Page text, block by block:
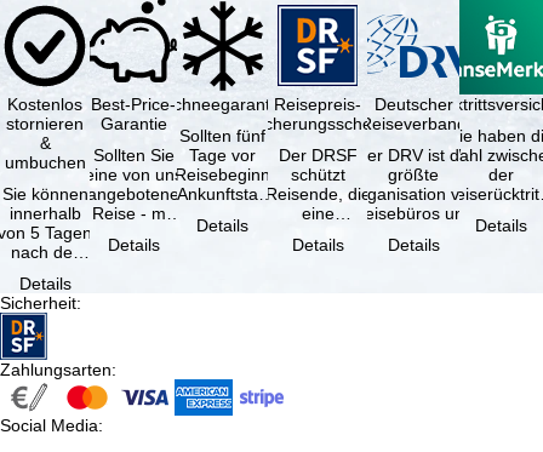
Kostenlos
stornieren
&
umbuchen
Sie können
innerhalb
5 Tagen
nach der
kostenfrei
…
Details
Best-Price-
Garantie
Sollten Sie
eine von uns
angebotene
Reise - mit
Verfügbarkeit
Details
Schneegarantie
Sollten fünf
Tage vor
Reisebeginn
(Ankunftstag)
Schneemangel
Details
Reisepreis-
Sicherungsschein
Der DRSF
schützt
Reisende, die
eine
oder
Details
Deutscher
Reiseverband
Der DRV ist die
größte
Organisation von
Reisebüros und
Reiseveranstaltern
in …
Details
Sie haben
Wahl
der
(inklusive
Details
Sicherheit:
Zahlungsarten:
Social Media: